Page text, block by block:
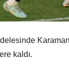
kaldı.